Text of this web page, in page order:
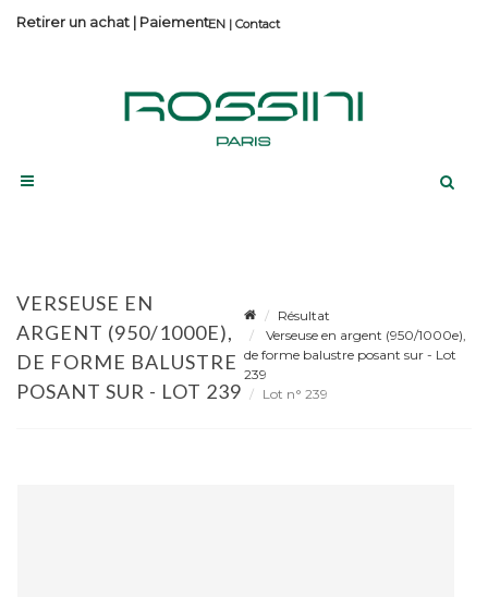
Contact
Retirer un achat | Paiement
VERSEUSE EN
ARGENT (950/1000E),
DE FORME BALUSTRE
POSANT SUR - LOT 239
Résultat
Verseuse en argent (950/1000e),
de forme balustre posant sur - Lot
239
Lot n° 239